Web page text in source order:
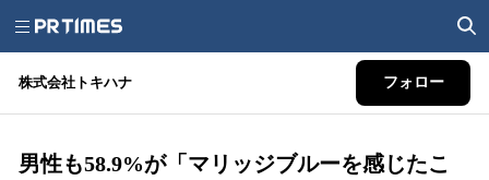
株式会社トキハナ フォロー
男性も58.9%が「マリッジブルーを感じたこ